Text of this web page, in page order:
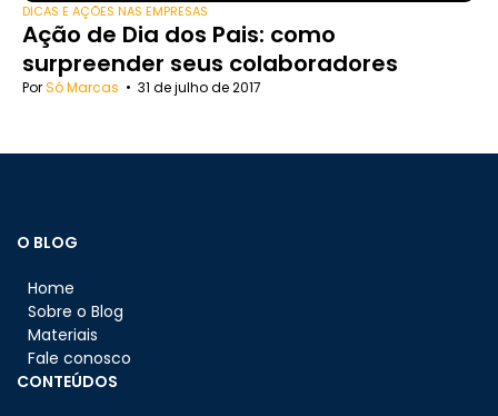
DICAS E AÇÕES NAS EMPRESAS
Ação de Dia dos Pais: como
surpreender seus colaboradores
PorSó Marcas • 31 de julho de 2017
O BLOG
Home
Sobre o Blog
Materiais
Fale conosco
CONTEÚDOS